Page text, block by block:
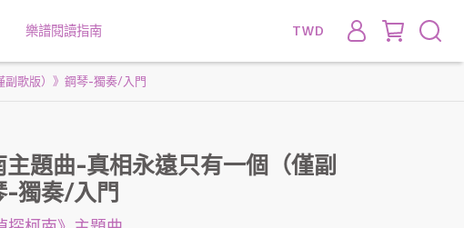
樂譜閱讀指南 TWD
副歌版）》鋼琴-獨奏/入門
主題曲-真相永遠只有一個（僅副
-獨奏/入門